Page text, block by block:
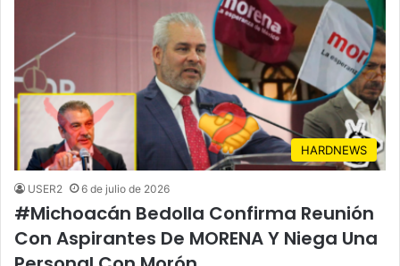
HARDNEWS
USER2 6 de julio de 2026
#Michoacán Bedolla Confirma Reunión
Con Aspirantes De MORENA Y Niega Una